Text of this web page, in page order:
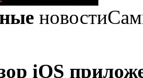
новости
iOS